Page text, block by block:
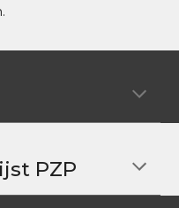
PZP